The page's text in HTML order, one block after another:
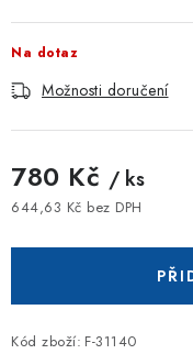
Na dotaz
Možnosti doručení
780 Kč / ks
644,63 Kč bez DPH
Kód zboží: F-31140